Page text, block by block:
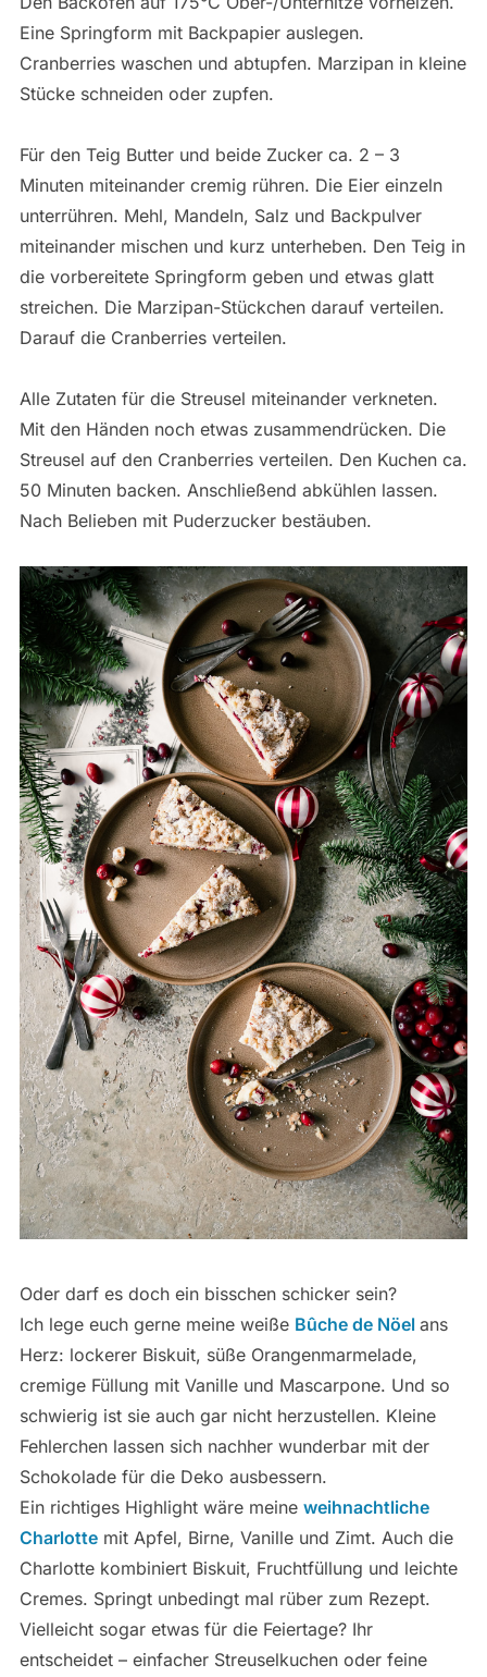
Eine Springform mit Backpapier auslegen.
Cranberries waschen und abtupfen. Marzipan in kleine
Stücke schneiden oder zupfen.
Für den Teig Butter und beide Zucker ca. 2 – 3
Minuten miteinander cremig rühren. Die Eier einzeln
unterrühren. Mehl, Mandeln, Salz und Backpulver
miteinander mischen und kurz unterheben. Den Teig in
die vorbereitete Springform geben und etwas glatt
streichen. Die Marzipan-Stückchen darauf verteilen.
Darauf die Cranberries verteilen.
Alle Zutaten für die Streusel miteinander verkneten.
Mit den Händen noch etwas zusammendrücken. Die
Streusel auf den Cranberries verteilen. Den Kuchen ca.
50 Minuten backen. Anschließend abkühlen lassen.
Nach Belieben mit Puderzucker bestäuben.
Oder darf es doch ein bisschen schicker sein?
Ich lege euch gerne meine weiße Bûche de Nöel ans
Herz: lockerer Biskuit, süße Orangenmarmelade,
cremige Füllung mit Vanille und Mascarpone. Und so
schwierig ist sie auch gar nicht herzustellen. Kleine
Fehlerchen lassen sich nachher wunderbar mit der
Schokolade für die Deko ausbessern.
Ein richtiges Highlight wäre meine weihnachtliche
Charlottemit Apfel, Birne, Vanille und Zimt. Auch die
Charlotte kombiniert Biskuit, Fruchtfüllung und leichte
Cremes. Springt unbedingt mal rüber zum Rezept.
Vielleicht sogar etwas für die Feiertage? Ihr
entscheidet – einfacher Streuselkuchen oder feine